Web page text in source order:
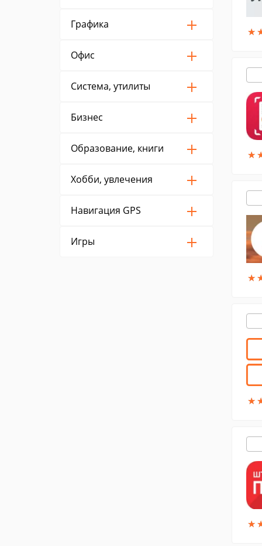
Графика
Офис
Система, утилиты
Бизнес
Образование, книги
Хобби, увлечения
Навигация GPS
Игры
★
★
★
★
★
★
★
★
★
★